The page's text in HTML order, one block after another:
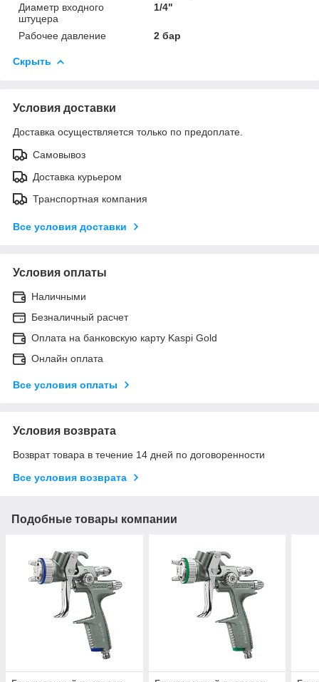
Диаметр входного
штуцера
1/4"
Рабочее давление 2 бар
Скрыть
Условия доставки
Доставка осуществляется только по предоплате.
Самовывоз
Доставка курьером
Транспортная компания
Все условия доставки
Условия оплаты
Наличными
Безналичный расчет
Оплата на банковскую карту Kaspi Gold
Онлайн оплата
Все условия оплаты
Условия возврата
Возврат товара в течение 14 дней по договоренности
Все условия возврата
Подобные товары компании